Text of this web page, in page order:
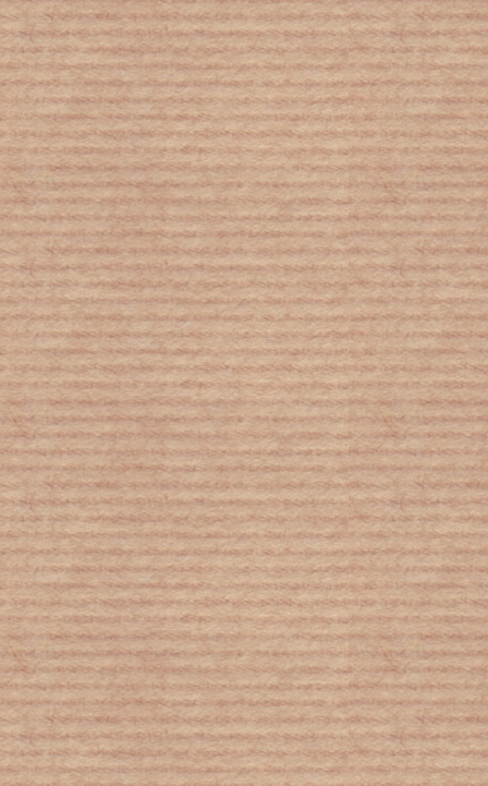
1 εκατομμύριο λιγότεροι Έλληνες
μέσα σε μια δεκαετία
Κλιματική κρίση: Επιβιώνοντας σε
έναν πλανήτη με ακραία ζέστη –
Δυσοίωνες οι προβλέψεις των
επιστημόνων